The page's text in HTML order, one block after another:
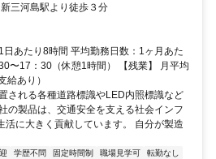
三河島駅より徒歩３分
あたり8時間 平均勤務日数：1ヶ月あた
〜17：30（休憩1時間） 【残業】 月平均
給あり）
される各種道路標識やLED内照標識など
の製品は、交通安全を支える社会インフ
活に大きく貢献しています。 自分が製造
学歴不問 固定時間制 職場見学可
転勤なし